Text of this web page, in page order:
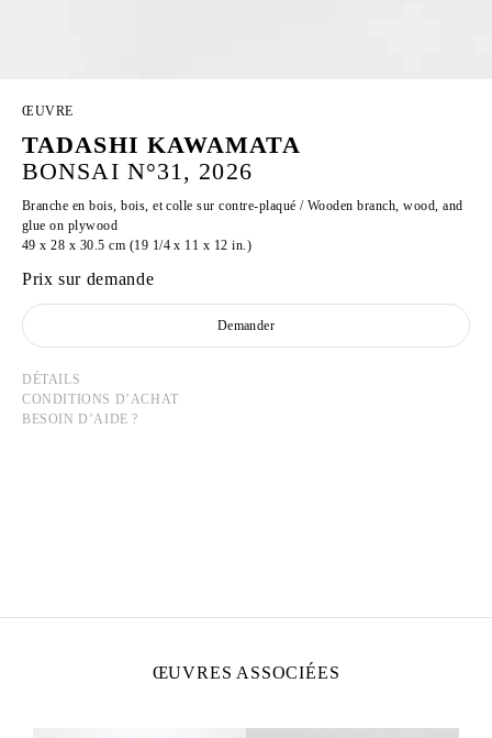
ŒUVRE
TADASHI KAWAMATA
BONSAI N°31, 2026
Branche en bois, bois, et colle sur contre-plaqué / Wooden branch, wood, and
glue on plywood
49 x 28 x 30.5 cm (19 1/4 x 11 x 12 in.)
Prix sur demande
Demander
DÉTAILS
CONDITIONS D’ACHAT
BESOIN D’AIDE ?
ŒUVRES ASSOCIÉES